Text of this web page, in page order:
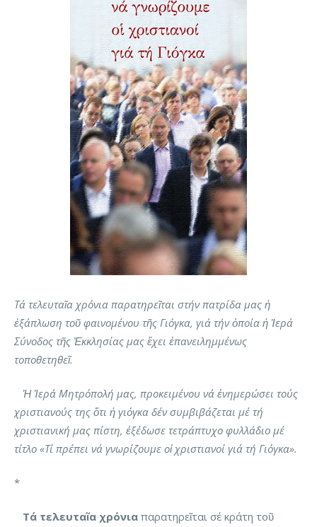
Τά τελευταῖα χρόνια παρατηρεῖται στήν πατρίδα μας ἡ
ἐξάπλωση τοῦ φαινομένου τῆς Γιόγκα, γιά τήν ὁποία ἡ Ἱερά
Σύνοδος τῆς Ἐκκλησίας μας ἔχει ἐπανειλημμένως
τοποθετηθεῖ.
Ἡ Ἱερά Μητρόπολή μας, προκειμένου νά ἐνημερώσει τούς
χριστιανούς της ὅτι ἡ γιόγκα δέν συμβιβάζεται μέ τή
χριστιανική μας πίστη, ἐξέδωσε τετράπτυχο φυλλάδιο μέ
τίτλο «Τί πρέπει νά γνωρίζουμε οἱ χριστιανοί γιά τή Γιόγκα».
*
Τά τελευταῖα χρόνια παρατηρεῖται σέ κράτη τοῦ